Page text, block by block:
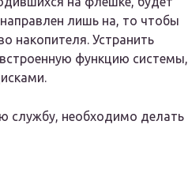
лишь на, то чтобы
накопителя. Устранить
функцию системы,
службу, необходимо делать